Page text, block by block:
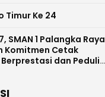
Timur Ke 24
SMAN 1 Palangka Raya
Komitmen Cetak
dan Peduli